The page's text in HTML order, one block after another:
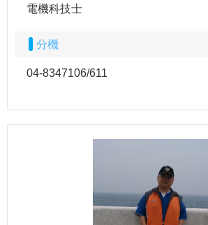
電機科技士
分機
04-8347106/611